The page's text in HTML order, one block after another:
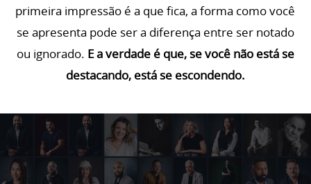
primeira impressão é a que fica, a forma como você
se apresenta pode ser a diferença entre ser notado
ou ignorado. E a verdade é que, se você não está se
destacando, está se escondendo.